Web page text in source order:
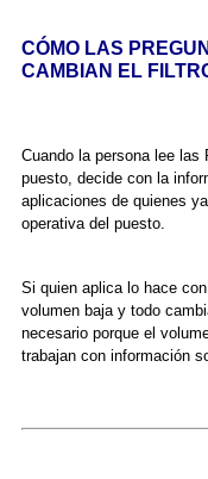
CÓMO LAS
CAMBIAN EL
Cuando la persona lee las
puesto, decide con la
aplicaciones de quienes
operativa del puesto.
Si quien aplica lo hace
volumen baja y todo
necesario porque el
trabajan con información